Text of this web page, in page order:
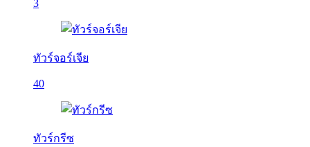
3
ทัวร์จอร์เจีย
40
ทัวร์กรีซ